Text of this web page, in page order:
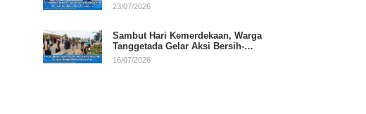
RI
23/07/2026
Sambut Hari Kemerdekaan, Warga
Tanggetada Gelar Aksi Bersih-
Bersih Desa
16/07/2026